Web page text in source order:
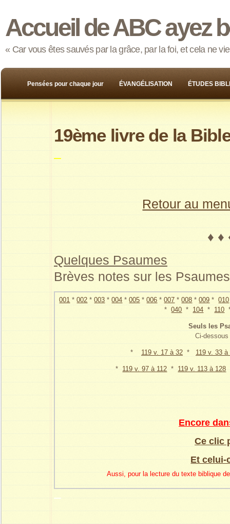
Accueil de ABC ayez
« Car vous êtes sauvés par la grâce, par la foi, et cela ne
Pensées pour chaque jour ÉVANGÉLISATION ÉTUDES
19ème livre de la
–
Retour au
♦ ♦
Quelques Psaumes
Brèves notes sur les
001 *002 *003 *004 *005 *006 *007 *008 *009 *010
*040 * 104 * 110
Seuls les
Ci-
* 119 v. 17 à 32 * 119 v. 33 à
* 119 v. 97 à 112 * 119 v. 113 à 128
Encore
Ce clic
Et celui-
Aussi, pour la lecture du texte biblique
–